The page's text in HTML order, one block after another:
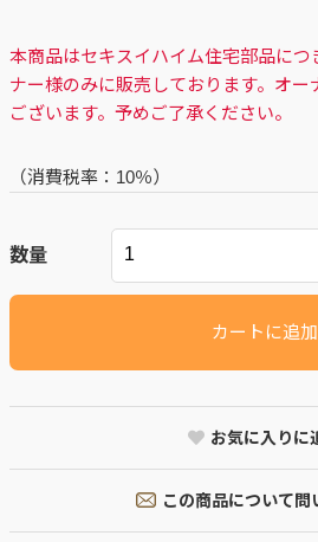
本商品はセキスイハイム住宅部品につ
ナー様のみに販売しております。オー
ございます。予めご了承ください。
（消費税率： 10％）
数量
カートに追加
お気に入りに
この商品について問